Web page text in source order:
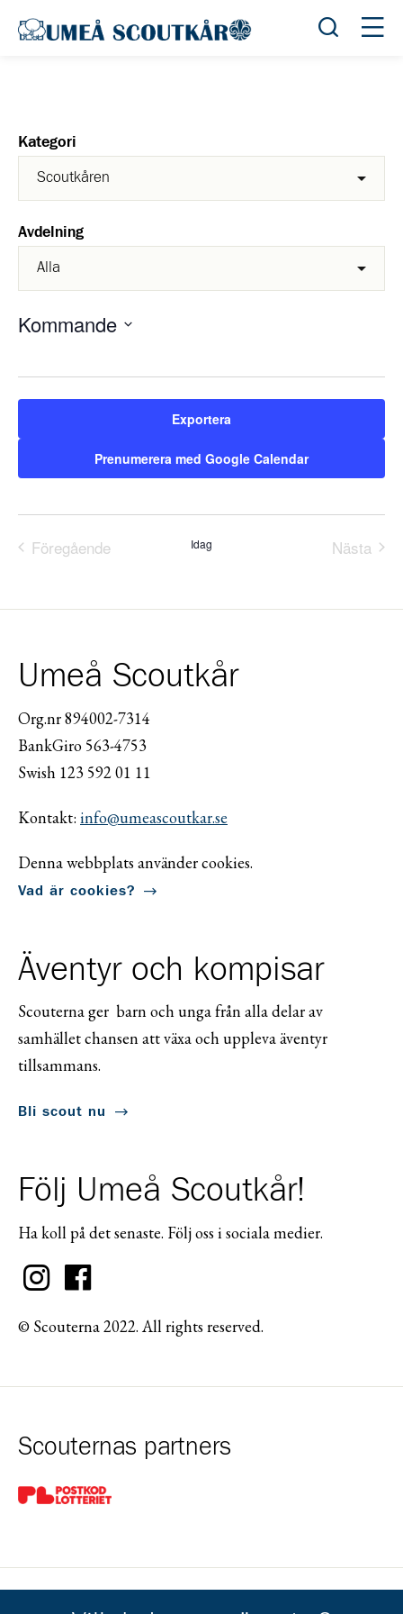
Öppna
Kategori
Avdelning
Kommande
datum.
Exportera
Prenumerera med Google Calendar
Föregående
Idag
Nästa
Umeå Scoutkår
Org.nr 894002-7314
BankGiro 563-4753
Swish 123 592 01 11
Kontakt: info@umeascoutkar.se
Denna webbplats använder cookies.
Vad är cookies?
Äventyr och kompisar
Scouterna ger barn och unga från alla delar av
samhället chansen att växa och uppleva äventyr
tillsammans.
Bli scout nu
Följ Umeå Scoutkår!
Ha koll på det senaste. Följ oss i sociala medier.
© Scouterna 2022. All rights reserved.
Scouternas partners
Gå till pl_50